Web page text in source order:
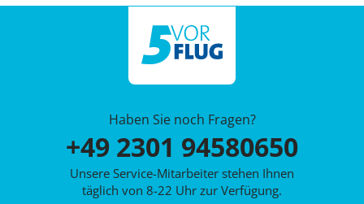
Haben Sie noch Fragen?
+49 2301 94580650
Unsere Service-Mitarbeiter stehen Ihnen
täglich von 8-22 Uhr zur Verfügung.